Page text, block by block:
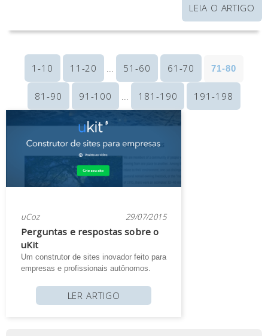
LEIA O ARTIGO
1-10 11-20 ... 51-60 61-70 71-80
81-90 91-100 ... 181-190 191-198
uCoz 29/07/2015
Perguntas e respostas sobre o
uKit
Um construtor de sites inovador feito para
empresas e profissionais autônomos.
LER ARTIGO